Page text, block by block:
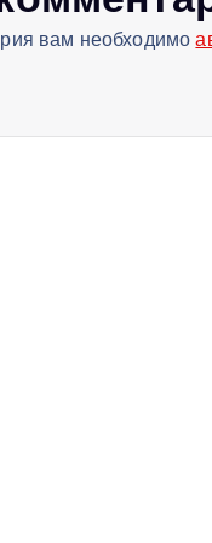
вам необходимо